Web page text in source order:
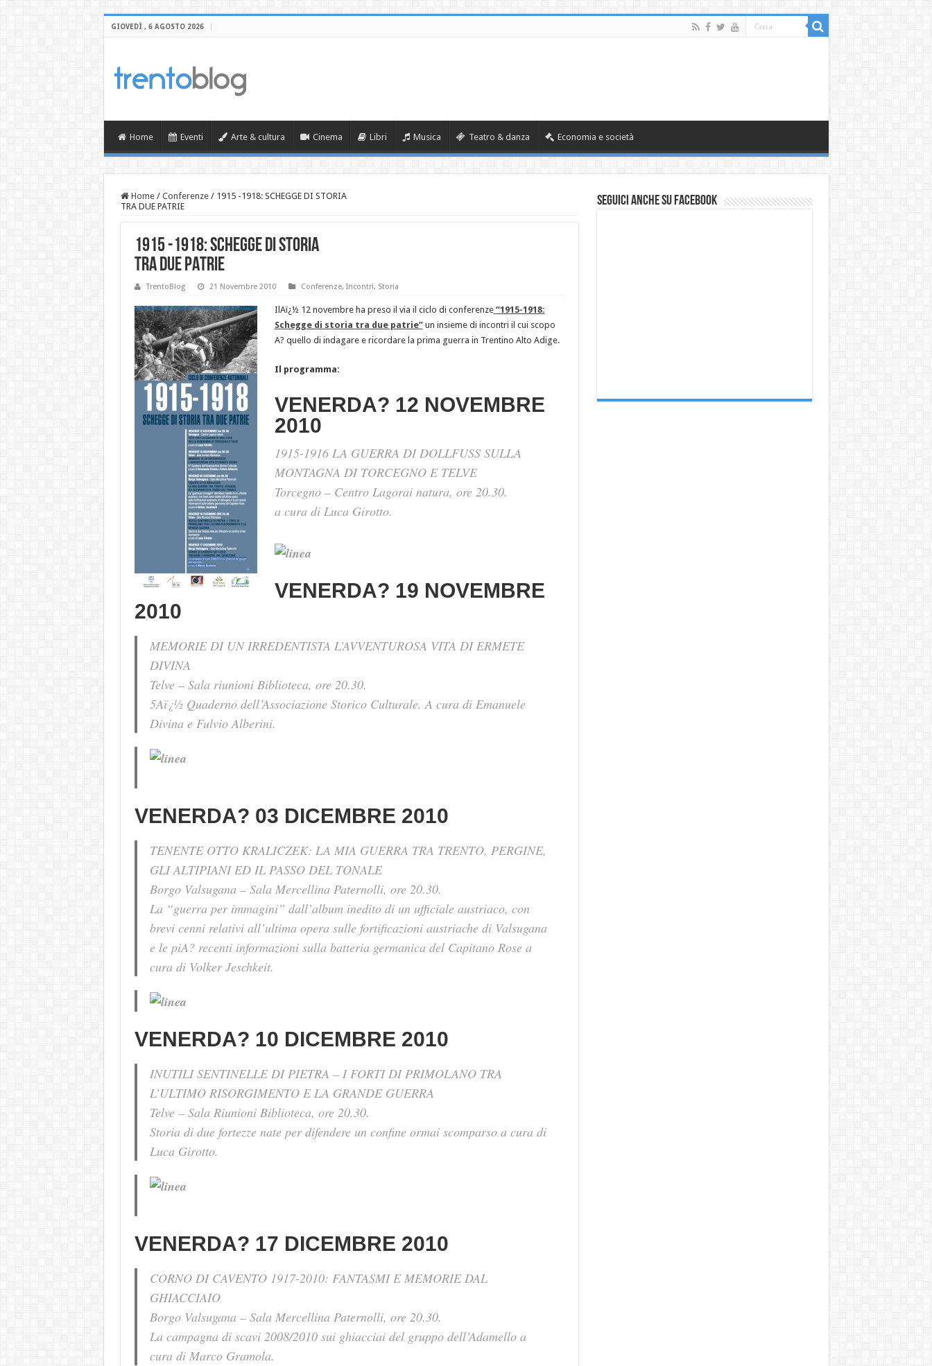
GIOVEDÌ , 6 AGOSTO 2026
Home Eventi Arte & cultura Cinema Libri Musica Teatro & danza Economia e società
Home / Conferenze / 1915 -1918: SCHEGGE DI STORIA
TRA DUE PATRIE
1915 -1918: SCHEGGE DI STORIA
TRA DUE PATRIE
TrentoBlog 21 Novembre 2010 Conferenze, Incontri, Storia
IlAï¿½ 12 novembre ha preso il via il ciclo di conferenze“1915-1918:
Schegge di storia tra due patrie” un insieme di incontri il cui scopo
A? quello di indagare e ricordare la prima guerra in Trentino Alto Adige.
Il programma:
VENERDA? 12 NOVEMBRE
2010
1915-1916 LA GUERRA DI DOLLFUSS SULLA
MONTAGNA DI TORCEGNO E TELVE
Torcegno – Centro Lagorai natura, ore 20.30.
a cura di Luca Girotto.
VENERDA? 19 NOVEMBRE
2010
MEMORIE DI UN IRREDENTISTA L’AVVENTUROSA VITA DI ERMETE
DIVINA
Telve – Sala riunioni Biblioteca, ore 20.30.
5Aï¿½ Quaderno dell’Associazione Storico Culturale. A cura di Emanuele
Divina e Fulvio Alberini.
VENERDA? 03 DICEMBRE 2010
TENENTE OTTO KRALICZEK: LA MIA GUERRA TRA TRENTO, PERGINE,
GLI ALTIPIANI ED IL PASSO DEL TONALE
Borgo Valsugana – Sala Mercellina Paternolli, ore 20.30.
La “guerra per immagini” dall’album inedito di un ufficiale austriaco, con
brevi cenni relativi all’ultima opera sulle fortificazioni austriache di Valsugana
e le piA? recenti informazioni sulla batteria germanica del Capitano Rose a
cura di Volker Jeschkeit.
VENERDA? 10 DICEMBRE 2010
INUTILI SENTINELLE DI PIETRA – I FORTI DI PRIMOLANO TRA
L’ULTIMO RISORGIMENTO E LA GRANDE GUERRA
Telve – Sala Riunioni Biblioteca, ore 20.30.
Storia di due fortezze nate per difendere un confine ormai scomparso a cura di
Luca Girotto.
VENERDA? 17 DICEMBRE 2010
CORNO DI CAVENTO 1917-2010: FANTASMI E MEMORIE DAL
GHIACCIAIO
Borgo Valsugana – Sala Mercellina Paternolli, ore 20.30.
La campagna di scavi 2008/2010 sui ghiacciai del gruppo dell’Adamello a
cura di Marco Gramola.
Seguici anche su Facebook